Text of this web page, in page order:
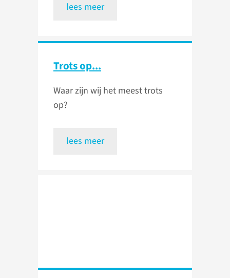
lees meer
Trots op...
Waar zijn wij het meest trots
op?
lees meer